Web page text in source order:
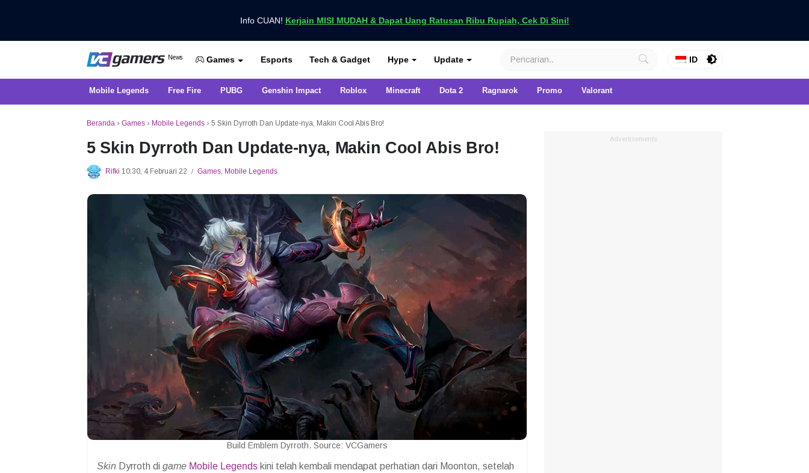
Info CUAN! Kerjain MISI MUDAH & Dapat Uang Ratusan Ribu Rupiah, Cek Di Sini!
VCGamers News
News
Dapatkan Berita Games Terbaru Hanya di VCGamers
Games Esports Tech & Gadget Hype Update ID
Mobile Legends Free Fire PUBG Genshin Impact Roblox Minecraft Dota 2 Ragnarok Promo Valorant
Beranda › Games › Mobile Legends › 5 Skin Dyrroth Dan Update-nya, Makin Cool Abis Bro!
5 Skin Dyrroth Dan Update-nya, Makin Cool Abis Bro!
Rifki 10:30, 4 Februari 22 / Games, Mobile Legends
Build Emblem Dyrroth. Source: VCGamers
Skin Dyrroth di game Mobile Legends kini telah kembali mendapat perhatian dari Moonton, setelah
Advertisements